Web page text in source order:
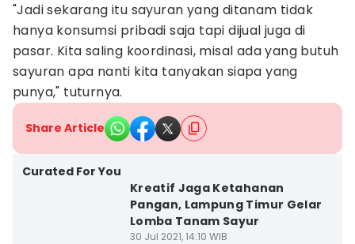
"Jadi sekarang itu sayuran yang ditanam tidak
hanya konsumsi pribadi saja tapi dijual juga di
pasar. Kita saling koordinasi, misal ada yang butuh
sayuran apa nanti kita tanyakan siapa yang
punya," tuturnya.
Share Article
Curated For You
Kreatif Jaga Ketahanan
Pangan, Lampung Timur Gelar
Lomba Tanam Sayur
30 Jul 2021, 14:10 WIB